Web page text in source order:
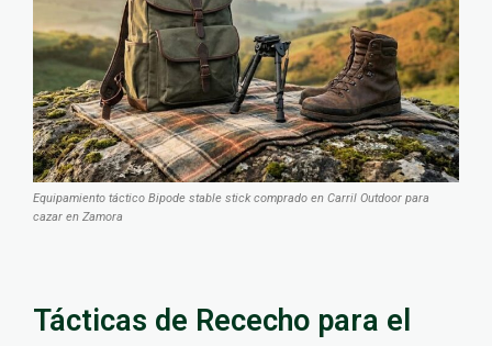
Equipamiento táctico Bipode stable stick comprado en Carril Outdoor para
cazar en Zamora
Tácticas de Rececho para el